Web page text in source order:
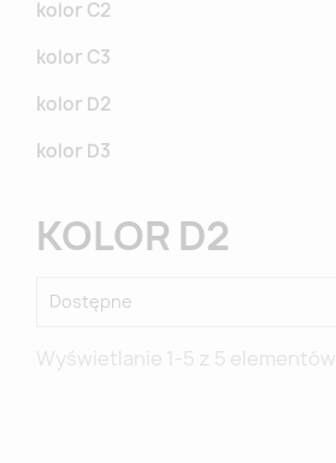
kolor C2
kolor C3
kolor D2
kolor D3
KOLOR D2
Dostępne
Wyświetlanie 1-5 z 5 elementów